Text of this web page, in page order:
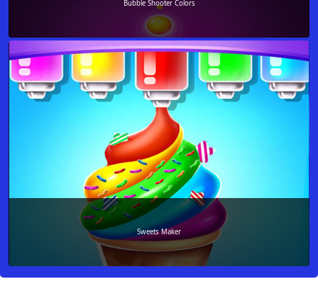
Bubble Shooter Colors
Sweets Maker